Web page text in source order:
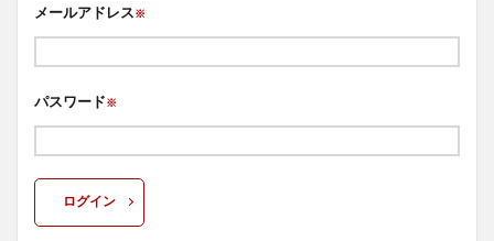
メールアドレス※
パスワード※
ログイン